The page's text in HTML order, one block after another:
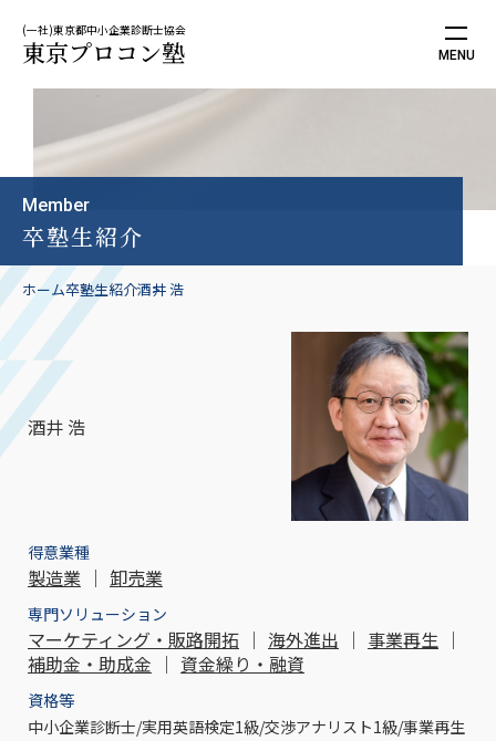
(一社)東京都中小企業診断士協会
東京プロコン塾
Member
卒塾生紹介
ホーム卒塾生紹介酒井 浩
酒井 浩
得意業種
製造業 ｜ 卸売業
専門ソリューション
マーケティング・販路開拓 ｜ 海外進出 ｜ 事業再生 ｜
補助金・助成金 ｜ 資金繰り・融資
資格等
中小企業診断士/実用英語検定1級/交渉アナリスト1級/事業再生